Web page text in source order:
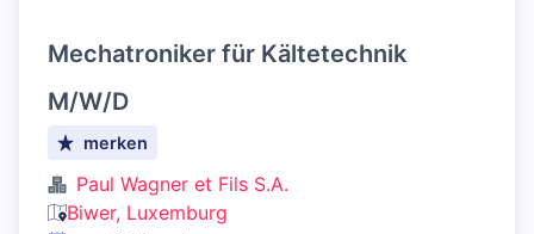
Mechatroniker für Kältetechnik
M/W/D
merken
Paul Wagner et Fils S.A.
Biwer, Luxemburg